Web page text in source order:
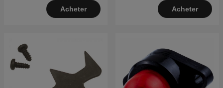
Acheter Acheter